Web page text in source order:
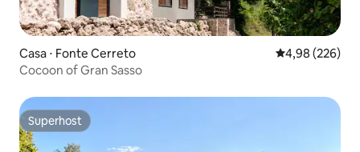
Casa ⋅ Fonte Cerreto 4,98 de uma
4,98 (226)
Cocoon of Gran Sasso
Superhost
Superhost